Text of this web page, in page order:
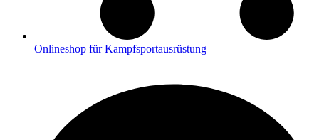
Onlineshop für Kampfsportausrüstung